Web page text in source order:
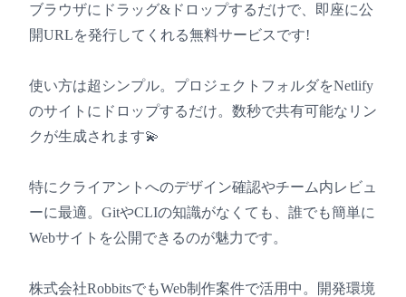
ブラウザにドラッグ&ドロップするだけで、即座に公
開URLを発行してくれる無料サービスです!
使い方は超シンプル。プロジェクトフォルダをNetlify
のサイトにドロップするだけ。数秒で共有可能なリン
クが生成されます💫
特にクライアントへのデザイン確認やチーム内レビュ
ーに最適。GitやCLIの知識がなくても、誰でも簡単に
Webサイトを公開できるのが魅力です。
株式会社RobbitsでもWeb制作案件で活用中。開発環境